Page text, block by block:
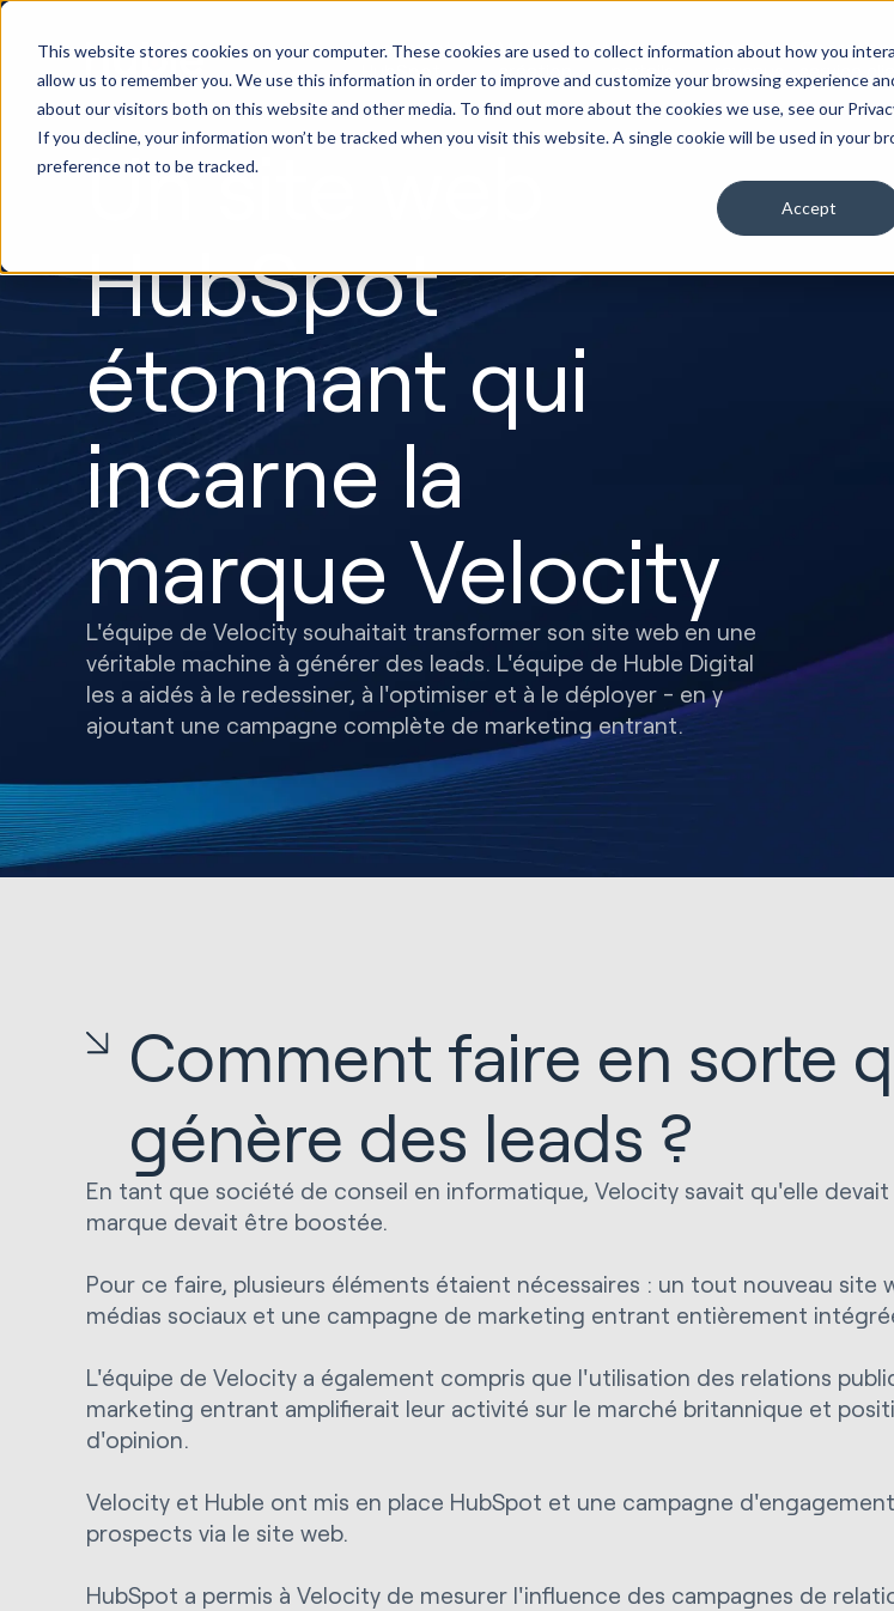
This website stores cookies on your computer. These cookies are used to collect information about how you
allow us to remember you. We use this information in order to improve and customize your browsing experience
about our visitors both on this website and other media. To find out more about the cookies we use, see our
If you decline, your information won’t be tracked when you visit this website. A single cookie will be used in your
preference not to be tracked.
Accept
Implémentation
HubSpot
Marketing et
création
Site Web et
portails
Ventes et
revenus
service
Un site web
HubSpot
étonnant qui
incarne la
marque Velocity
L'équipe de Velocity souhaitait transformer son site web en une
véritable machine à générer des leads. L'équipe de Huble Digital
les a aidés à le redessiner, à l'optimiser et à le déployer - en y
ajoutant une campagne complète de marketing entrant.
Comment faire en sorte
génère des leads ?
En tant que société de conseil en informatique, Velocity savait qu'elle
marque devait être boostée.
Pour ce faire, plusieurs éléments étaient nécessaires : un tout nouveau
médias sociaux et une campagne de marketing entrant entièrement
L'équipe de Velocity a également compris que l'utilisation des relations
marketing entrant amplifierait leur activité sur le marché britannique et
d'opinion.
Velocity et Huble ont mis en place HubSpot et une campagne
prospects via le site web.
HubSpot a permis à Velocity de mesurer l'influence des campagnes de